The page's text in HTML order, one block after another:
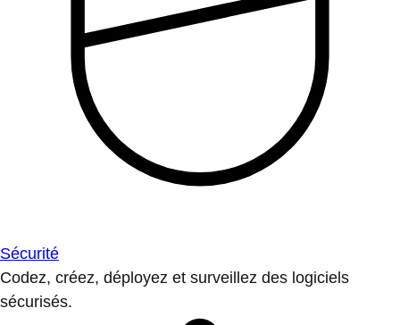
Sécurité
Codez, créez, déployez et surveillez des logiciels
sécurisés.